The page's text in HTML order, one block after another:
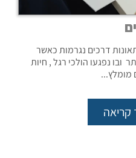
דרכים נגרמות כאשר
ובו נפגעו הולכי רגל , חיות
מומלץ...